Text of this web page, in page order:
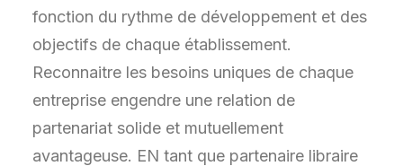
fonction du rythme de développement et des
objectifs de chaque établissement.
Reconnaitre les besoins uniques de chaque
entreprise engendre une relation de
partenariat solide et mutuellement
avantageuse. EN tant que partenaire libraire